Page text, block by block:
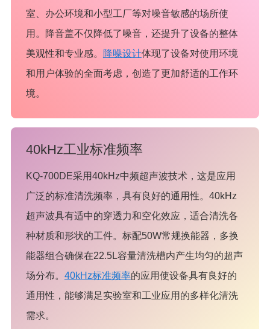
室、办公环境和小型工厂等对噪音敏感的场所使
用。降音盖不仅降低了噪音，还提升了设备的整体
美观性和专业感。
降噪设计体现了设备对使用环境
和用户体验的全面考虑，创造了更加舒适的工作环
境。
40kHz工业标准频率
KQ-700DE采用40kHz中频超声波技术，这是应用
广泛的标准清洗频率，具有良好的通用性。40kHz
超声波具有适中的穿透力和空化效应，适合清洗各
种材质和形状的工件。标配50W常规换能器，多换
能器组合确保在22.5L容量清洗槽内产生均匀的超声
场分布。 40kHz标准频率的应用使设备具有良好的
通用性，能够满足实验室和工业应用的多样化清洗
需求。